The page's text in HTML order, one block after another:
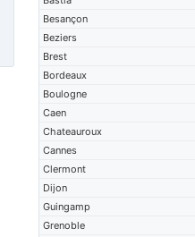
Besançon
Beziers
Brest
Bordeaux
Boulogne
Caen
Chateauroux
Cannes
Clermont
Dijon
Guingamp
Grenoble